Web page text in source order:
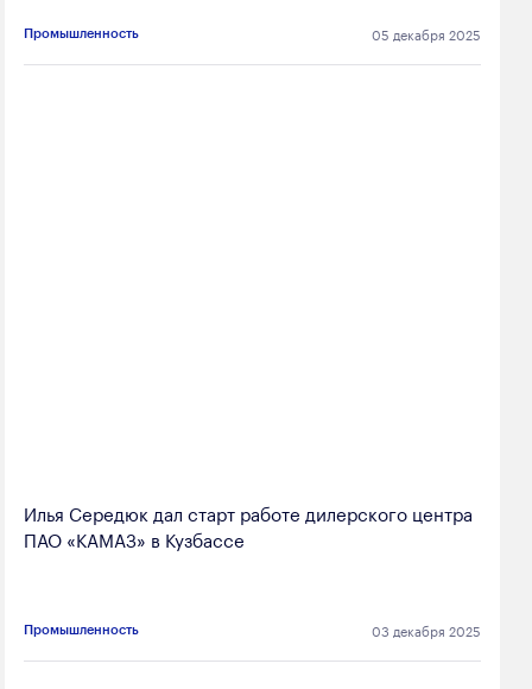
Промышленность 05 декабря 2025
Илья Середюк дал старт работе дилерского центра
ПАО «КАМАЗ» в Кузбассе
Промышленность 03 декабря 2025